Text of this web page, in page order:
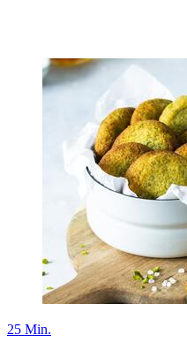
25 Min.